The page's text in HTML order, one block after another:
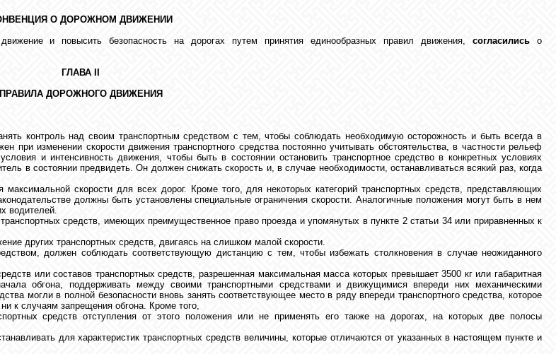
О ДОРОЖНОМ ДВИЖЕНИИ
и повысить безопасность на дорогах путем принятия единообразных правил движения,согласились о
ГЛАВА II
ПРАВИЛА ДОРОЖНОГО ДВИЖЕНИЯ
контроль над своим транспортным средством с тем, чтобы соблюдать необходимую осторожность и быть всегда в
изменении скорости движения транспортного средства постоянно учитывать обстоятельства, в частности рельеф
и интенсивность движения, чтобы быть в состоянии остановить транспортное средство в конкретных условиях
в состоянии предвидеть. Он должен снижать скорость и, в случае необходимости, останавливаться всякий раз, когда
скорости для всех дорог. Кроме того, для некоторых категорий транспортных средств, представляющих
должны быть установлены специальные ограничения скорости. Аналогичные положения могут быть в нем
водителей.
средств, имеющих преимущественное право проезда и упомянутых в пункте 2 статьи 34 или приравненных к
других транспортных средств, двигаясь на слишком малой скорости.
должен соблюдать соответствующую дистанцию с тем, чтобы избежать столкновения в случае неожиданного
или составов транспортных средств, разрешенная максимальная масса которых превышает 3500 кг или габаритная
обгона, поддерживать между своими транспортными средствами и движущимися впереди них механическими
могли в полной безопасности вновь занять соответствующее место в ряду впереди транспортного средства, которое
к случаям запрещения обгона. Кроме того,
средств отступления от этого положения или не применять его также на дорогах, на которых две полосы
для характеристик транспортных средств величины, которые отличаются от указанных в настоящем пункте и